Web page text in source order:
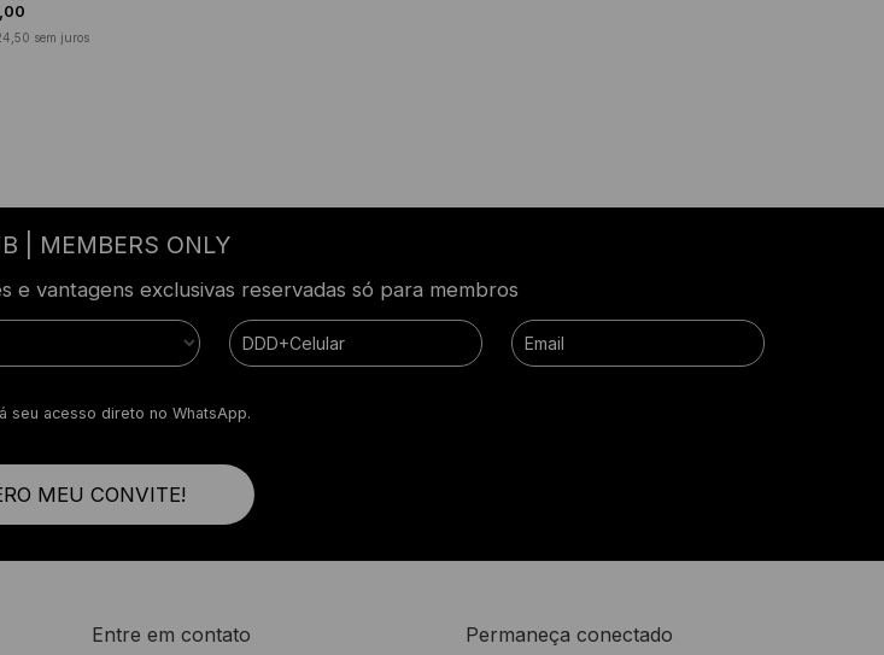
sem juros
| MEMBERS ONLY
e vantagens exclusivas reservadas só para membros
MEU CONVITE!
seu acesso direto no WhatsApp.
Entre em contato Permaneça conectado